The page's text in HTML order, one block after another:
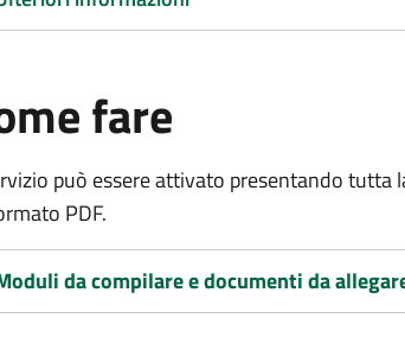
fare
può essere attivato presentando
PDF.
da compilare e documenti da